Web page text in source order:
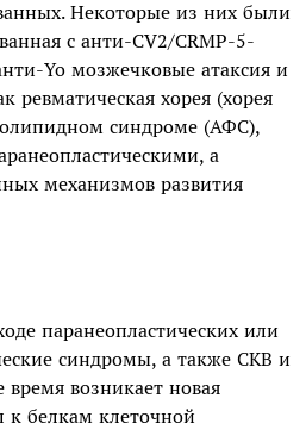
Некоторые из них были
с анти-CV2/CRMP-5-
Yo мозжечковые атаксия и
ревматическая хорея (хорея
синдроме (АФС),
а
механизмов развития
паранеопластических или
синдромы, а также СКВ и
возникает новая
к белкам клеточной